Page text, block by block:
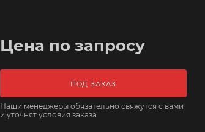
Цена по запросу
ПОД ЗАКАЗ
Наши менеджеры обязательно свяжутся с вами
и уточнят условия заказа